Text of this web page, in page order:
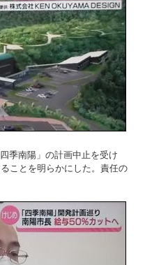
季南陽」の計画中止を受け
ことを明らかにした。責任の